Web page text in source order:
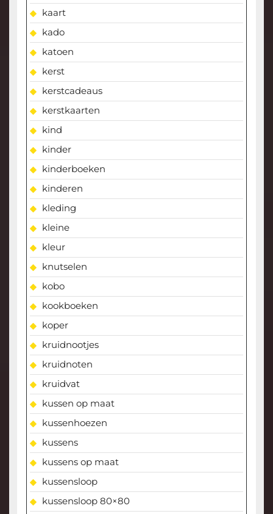
kaart
kado
katoen
kerst
kerstcadeaus
kerstkaarten
kind
kinder
kinderboeken
kinderen
kleding
kleine
kleur
knutselen
kobo
kookboeken
koper
kruidnootjes
kruidnoten
kruidvat
kussen op maat
kussenhoezen
kussens
kussens op maat
kussensloop
kussensloop 80×80